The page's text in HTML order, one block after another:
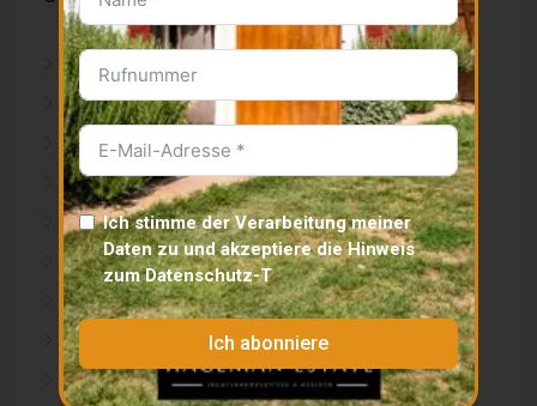
Igal
Somogyacsa
Kisbárapáti
Kaposvár
Gamas
Kisbajom
Lengyeltóti
Lápafő
Zamárdi
Ich stimme der Verarbeitung meiner
Daten zu und akzeptiere dieHinweis
zum Datenschutz-T
Ich abonniere